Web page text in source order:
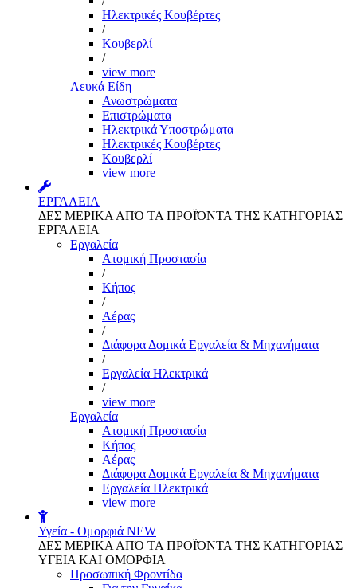
Ηλεκτρικές Κουβέρτες
/
Κουβερλί
/
view more
Λευκά Είδη
Ανωστρώματα
Επιστρώματα
Ηλεκτρικά Υποστρώματα
Ηλεκτρικές Κουβέρτες
Κουβερλί
view more
ΕΡΓΑΛΕΙΑ
ΔΕΣ ΜΕΡΙΚΑ ΑΠΌ ΤΑ ΠΡΟΪΌΝΤΑ ΤΗΣ ΚΑΤΗΓΟΡΙΑΣ
ΕΡΓΑΛΕΙΑ
Εργαλεία
Aτομική Προστασία
/
Kήπος
/
Αέρας
/
Διάφορα Δομικά Εργαλεία & Μηχανήματα
/
Εργαλεία Ηλεκτρικά
/
view more
Εργαλεία
Aτομική Προστασία
Kήπος
Αέρας
Διάφορα Δομικά Εργαλεία & Μηχανήματα
Εργαλεία Ηλεκτρικά
view more
Υγεία - Ομορφιά NEW
ΔΕΣ ΜΕΡΙΚΑ ΑΠΌ ΤΑ ΠΡΟΪΌΝΤΑ ΤΗΣ ΚΑΤΗΓΟΡΙΑΣ
ΥΓΕΙΑ ΚΑΙ ΟΜΟΡΦΙΑ
Προσωπική Φροντίδα